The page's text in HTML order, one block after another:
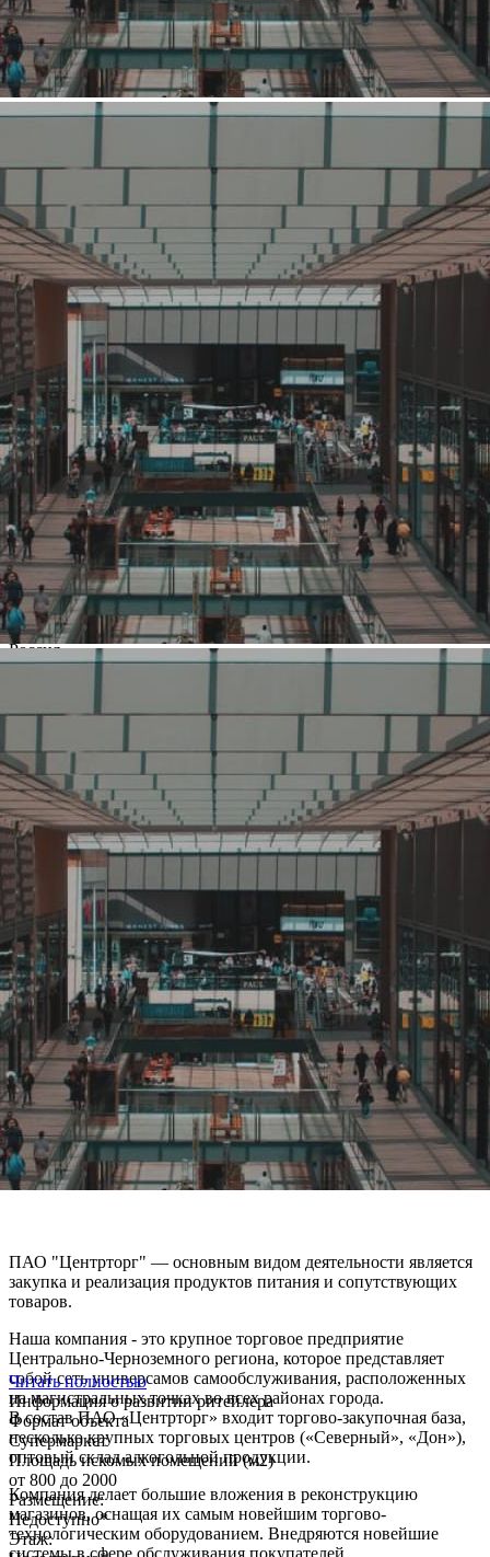
Средний
Связаться с ритейлером Узнать планы развития ритейлера
ПАО "Центрторг" — основным видом деятельности является
закупка и реализация продуктов питания и сопутствующих
товаров. Наша компания - это крупное торговое предприятие
Центрально-Черноземного региона, которое представляет
собой сеть универсамов самообслуживания, расположенных
на магистральных точках во всех районах города. В состав
ПАО «Центрторг» входит торгово-закупочная база,
несколько...
3660 (+3)
Навигация
О ритейлере
О компании
Информация о развитии ритейлера
Где представлена ТС
Контакты
О ритейлере Центрторг
Название:
Центрторг
Компания создана в стране
Россия
Основной вид деятельности
Ценовая категория
Компания основана
2003
Количество объектов в мире
53
Количество объектов в России
53
Представлены в регионах
Воронеж
Изменить
Наличие франчайзинга
Нет
О компании Центрторг
ПАО "Центрторг" — основным видом деятельности является
закупка и реализация продуктов питания и сопутствующих
товаров.
Наша компания - это крупное торговое предприятие
Центрально-Черноземного региона, которое представляет
собой сеть универсамов самообслуживания, расположенных
на магистральных точках во всех районах города.
В состав ПАО «Центрторг» входит торгово-закупочная база,
несколько крупных торговых центров («Северный», «Дон»),
оптовый склад алкогольной продукции.
Компания делает большие вложения в реконструкцию
магазинов, оснащая их самым новейшим торгово-
технологическим оборудованием. Внедряются новейшие
системы в сфере обслуживания покупателей.
Читать полностью
Информация о развитии ритейлера
Формат объекта
Супермаркет
Площадь искомых помещений (м2)
от 800 до 2000
Размещение:
Недоступно*
Этаж: